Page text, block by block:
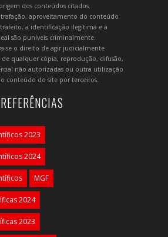
dos conteúdos citados.
aproveitamento do conteúdo
a identificação ilegítima e a
são puníveis criminalmente.
se o direito de agir judicialmente
de qualquer cópia, reprodução, difusão,
não autorizadas ou outra utilização
conteúdo do site por terceiros.
2023
2024
MGF
2024
2023